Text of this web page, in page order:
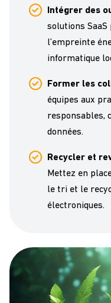
Intégrer des
solutions
l’empreinte
informatique
Former les
équipes aux
responsables,
données.
Recycler et
Mettez en
le tri et le
électroniques.